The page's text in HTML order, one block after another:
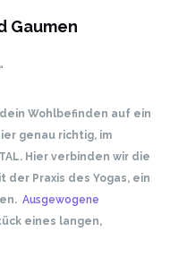
Gaumen
Wohlbefinden auf ein
genau richtig, im
Hier verbinden wir die
der Praxis des Yogas, ein
Ausgewogene
eines langen,